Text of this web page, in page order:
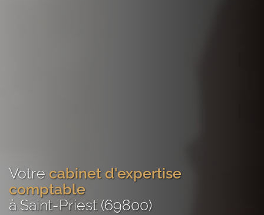
Votre cabinet d'expertise
comptable
à Saint-Priest (69800)